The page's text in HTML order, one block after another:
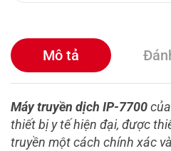
Mô tả
Máy truyền dịch IP-7700
thiết bị y tế hiện đại, được
truyền một cách chính xác